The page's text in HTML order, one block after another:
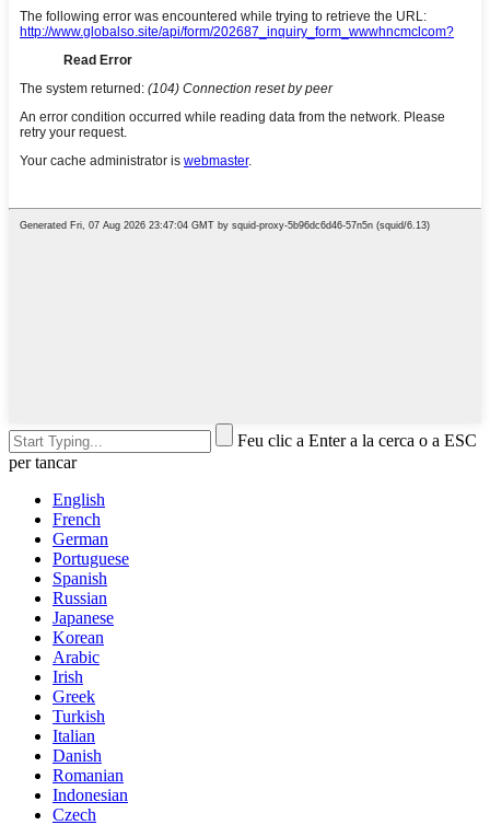
Feu clic a Enter a la cerca o a ESC
per tancar
English
French
German
Portuguese
Spanish
Russian
Japanese
Korean
Arabic
Irish
Greek
Turkish
Italian
Danish
Romanian
Indonesian
Czech